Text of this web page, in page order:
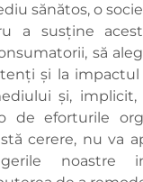
sănătos, o
a susține
să
și la impactul
și, implicit,
de eforturile
cerere, nu va
noastre